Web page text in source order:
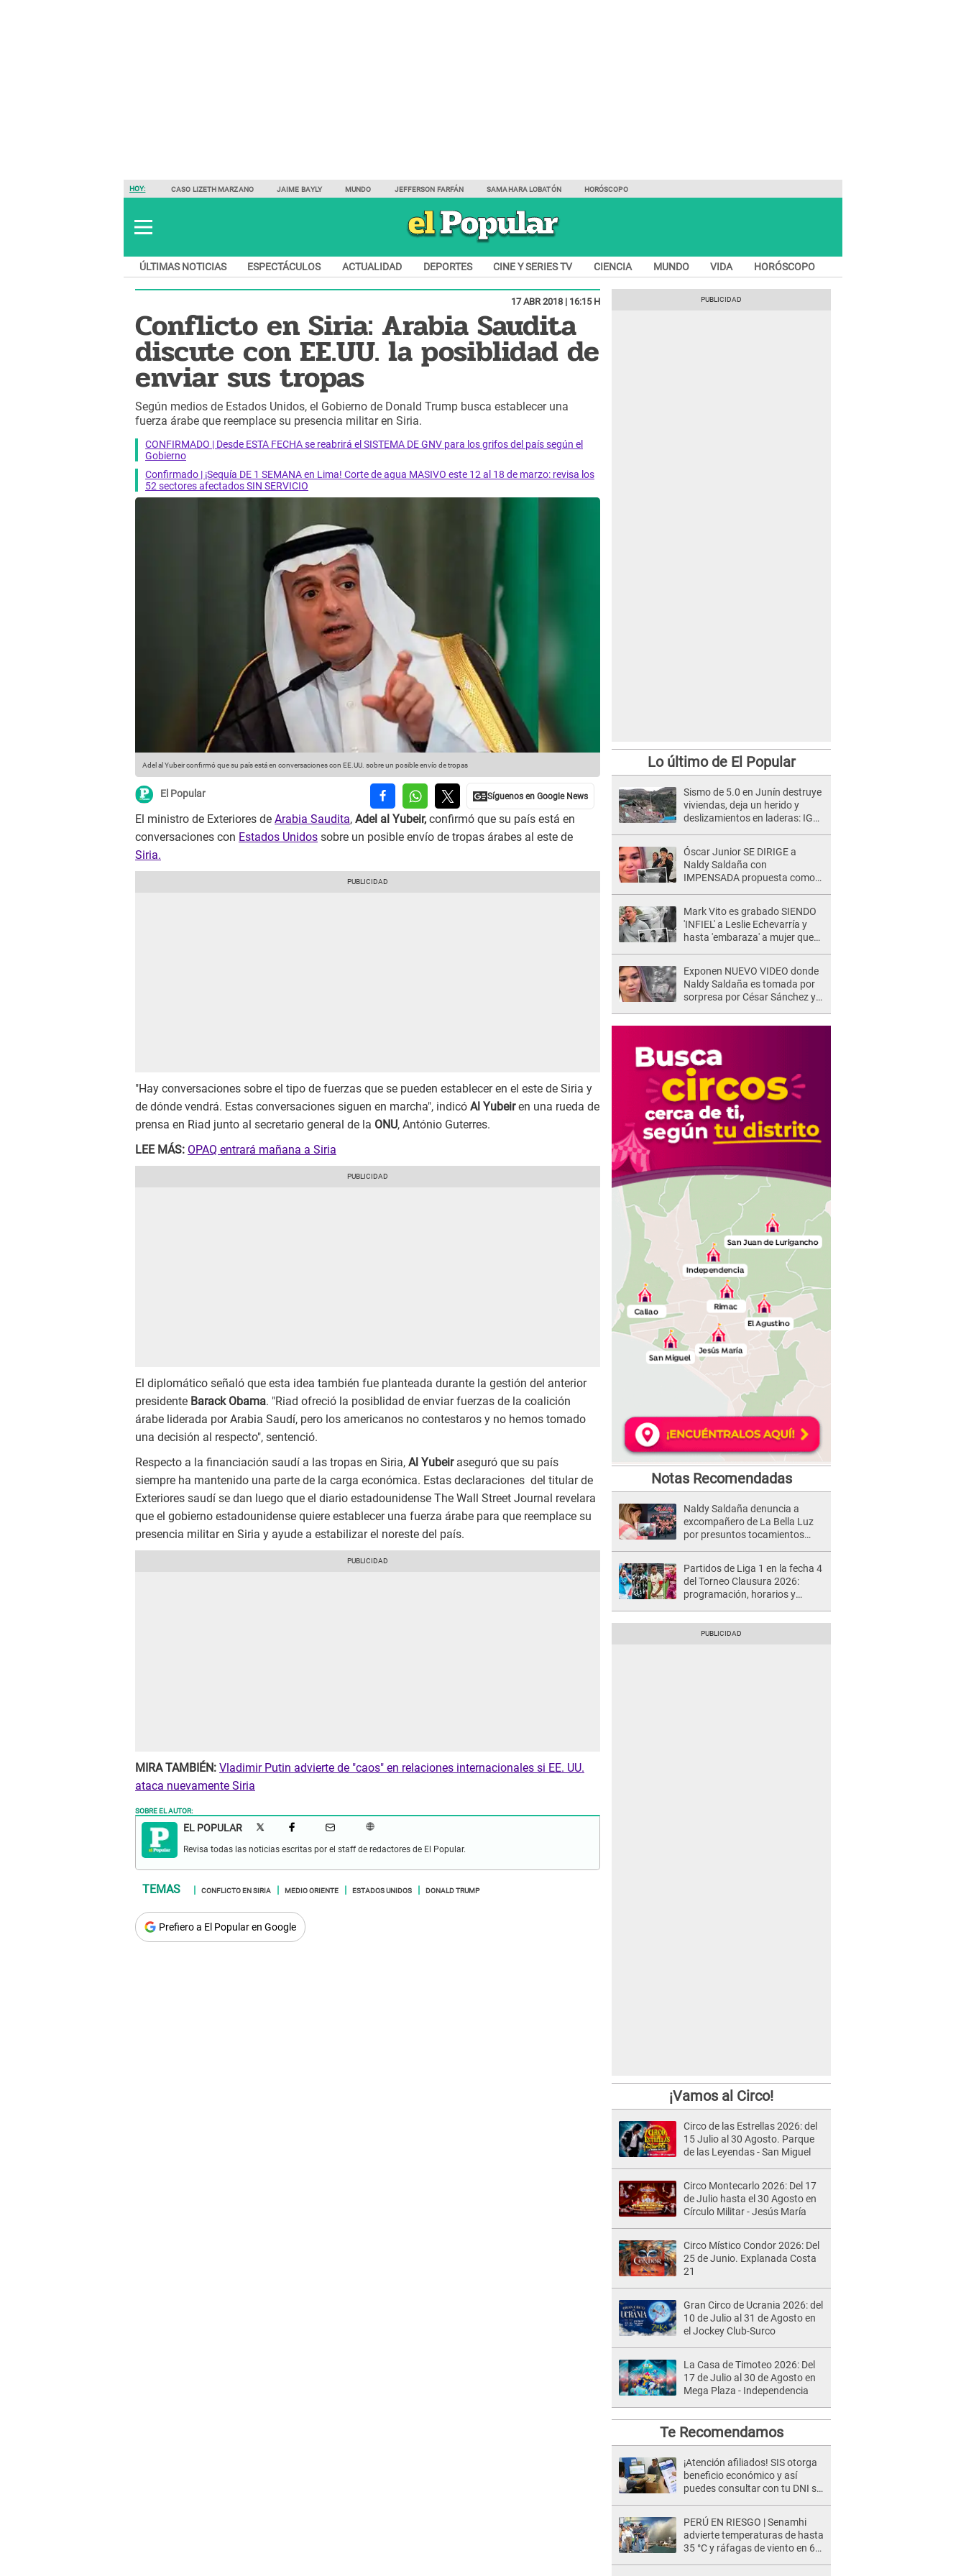
HOY: CASO LIZETH MARZANO JAIME BAYLY MUNDO JEFFERSON FARFÁN SAMAHARA LOBATÓN HORÓSCOPO
ÚLTIMAS NOTICIAS ESPECTÁCULOS ACTUALIDAD DEPORTES CINE Y SERIES TV CIENCIA MUNDO VIDA HORÓSCOPO
17 ABR 2018 | 16:15 H
Conflicto en Siria: Arabia Saudita
discute con EE.UU. la posiblidad de
enviar sus tropas
Según medios de Estados Unidos, el Gobierno de Donald Trump busca establecer una
fuerza árabe que reemplace su presencia militar en Siria.
CONFIRMADO | Desde ESTA FECHA se reabrirá el SISTEMA DE GNV para los grifos del país según el
Gobierno
Confirmado | ¡Sequía DE 1 SEMANA en Lima! Corte de agua MASIVO este 12 al 18 de marzo: revisa los
52 sectores afectados SIN SERVICIO
Adel al Yubeir confirmó que su país está en conversaciones con EE.UU. sobre un posible envío de tropas
El Popular
El ministro de Exteriores de Arabia Saudita, Adel al Yubeir, confirmó que su país está en
conversaciones con Estados Unidos sobre un posible envío de tropas árabes al este de
Siria.
"Hay conversaciones sobre el tipo de fuerzas que se pueden establecer en el este de Siria y
de dónde vendrá. Estas conversaciones siguen en marcha", indicó Al Yubeiren una rueda de
prensa en Riad junto al secretario general de la ONU, António Guterres.
LEE MÁS: OPAQ entrará mañana a Siria
El diplomático señaló que esta idea también fue planteada durante la gestión del anterior
presidente Barack Obama. "Riad ofreció la posiblidad de enviar fuerzas de la coalición
árabe liderada por Arabia Saudí, pero los americanos no contestaros y no hemos tomado
una decisión al respecto", sentenció.
Respecto a la financiación saudí a las tropas en Siria, Al Yubeiraseguró que su país
siempre ha mantenido una parte de la carga económica. Estas declaraciones del titular de
Exteriores saudí se dan luego que el diario estadounidense The Wall Street Journal revelara
que el gobierno estadounidense quiere establecer una fuerza árabe para que reemplace su
presencia militar en Siria y ayude a estabilizar el noreste del país.
MIRA TAMBIÉN: Vladimir Putin advierte de "caos" en relaciones internacionales si EE. UU.
ataca nuevamente Siria
SOBRE EL AUTOR:
EL POPULAR
Revisa todas las noticias escritas por el staff de redactores de El Popular.
CONFLICTO EN SIRIA MEDIO ORIENTE ESTADOS UNIDOS DONALD TRUMP
Prefiero a El Popular en Google
Lo último de El Popular
Sismo de 5.0 en Junín destruye
viviendas, deja un herido y
deslizamientos en laderas: IGP
Óscar Junior SE DIRIGE a
Naldy Saldaña con
IMPENSADA propuesta como
Mark Vito es grabado SIENDO
'INFIEL' a Leslie Echevarría y
hasta 'embaraza' a mujer que
Exponen NUEVO VIDEO donde
Naldy Saldaña es tomada por
sorpresa por César Sánchez y
Notas Recomendadas
Naldy Saldaña denuncia a
excompañero de La Bella Luz
por presuntos tocamientos
Partidos de Liga 1 en la fecha 4
del Torneo Clausura 2026:
programación, horarios y
¡Vamos al Circo!
Circo de las Estrellas 2026: del
15 Julio al 30 Agosto. Parque
de las Leyendas - San Miguel
Circo Montecarlo 2026: Del 17
de Julio hasta el 30 Agosto en
Círculo Militar - Jesús María
Circo Místico Condor 2026: Del
25 de Junio. Explanada Costa
21
Gran Circo de Ucrania 2026: del
10 de Julio al 31 de Agosto en
el Jockey Club-Surco
La Casa de Timoteo 2026: Del
17 de Julio al 30 de Agosto en
Mega Plaza - Independencia
Te Recomendamos
¡Atención afiliados! SIS otorga
beneficio económico y así
puedes consultar con tu DNI si
PERÚ EN RIESGO | Senamhi
advierte temperaturas de hasta
35 °C y ráfagas de viento en 6